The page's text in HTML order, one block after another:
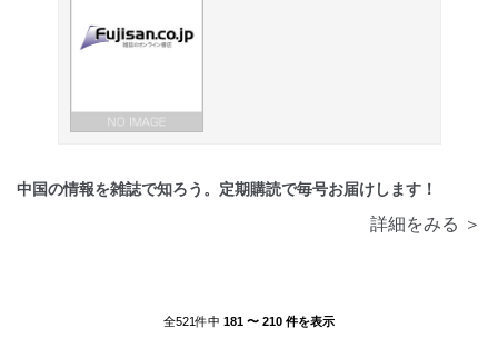
中国の情報を雑誌で知ろう。定期購読で毎号お届けします！
詳細をみる ＞
全521件中 181 〜 210 件を表示